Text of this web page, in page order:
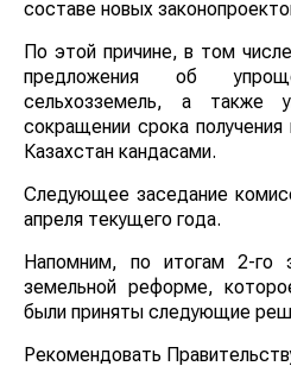
составе новых
По этой причине, в том
предложения об
сельхозземель, а также
сокращении срока получения
Казахстан кандасами.
Следующее заседание
апреля текущего года.
Напомним, по итогам 2-го
земельной реформе,
были приняты следующие
Рекомендовать